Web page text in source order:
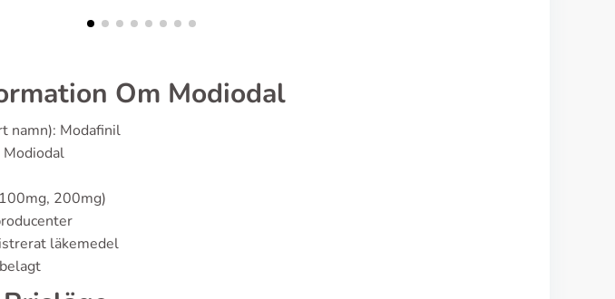
Om Modiodal
namn): Modafinil
200mg)
läkemedel